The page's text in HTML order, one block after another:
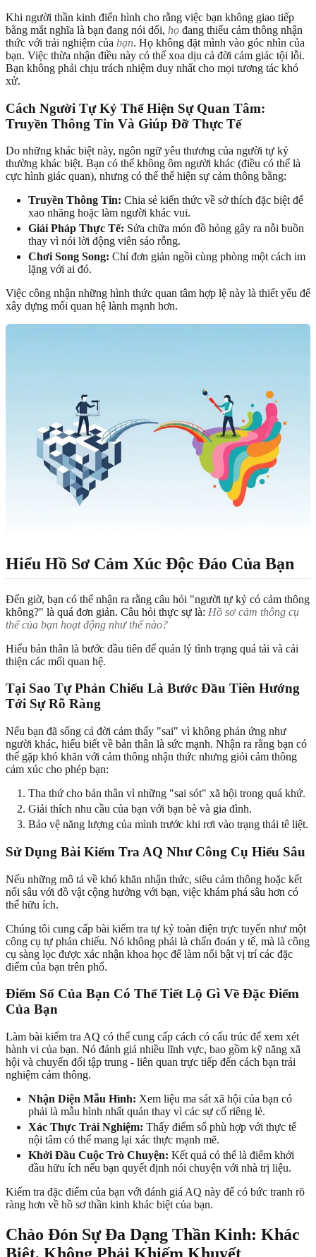
Khi người thần kinh điển hình cho rằng việc bạn không giao tiếp
bằng mắt nghĩa là bạn đang nói dối, họ đang thiếu cảm thông nhận
thức với trải nghiệm của bạn. Họ không đặt mình vào góc nhìn của
bạn. Việc thừa nhận điều này có thể xoa dịu cả đời cảm giác tội lỗi.
Bạn không phải chịu trách nhiệm duy nhất cho mọi tương tác khó
xử.
Cách Người Tự Kỷ Thể Hiện Sự Quan Tâm:
Truyền Thông Tin Và Giúp Đỡ Thực Tế
Do những khác biệt này, ngôn ngữ yêu thương của người tự kỷ
thường khác biệt. Bạn có thể không ôm người khác (điều có thể là
cực hình giác quan), nhưng có thể thể hiện sự cảm thông bằng:
Truyền Thông Tin: Chia sẻ kiến thức về sở thích đặc biệt để
xao nhãng hoặc làm người khác vui.
Giải Pháp Thực Tế: Sửa chữa món đồ hỏng gây ra nỗi buồn
thay vì nói lời động viên sáo rỗng.
Chơi Song Song: Chỉ đơn giản ngồi cùng phòng một cách im
lặng với ai đó.
Việc công nhận những hình thức quan tâm hợp lệ này là thiết yếu để
xây dựng mối quan hệ lành mạnh hơn.
Hiểu Hồ Sơ Cảm Xúc Độc Đáo Của Bạn
Đến giờ, bạn có thể nhận ra rằng câu hỏi "người tự kỷ có cảm thông
không?" là quá đơn giản. Câu hỏi thực sự là: Hồ sơ cảm thông cụ
thể của bạn hoạt động như thế nào?
Hiểu bản thân là bước đầu tiên để quản lý tình trạng quá tải và cải
thiện các mối quan hệ.
Tại Sao Tự Phản Chiếu Là Bước Đầu Tiên Hướng
Tới Sự Rõ Ràng
Nếu bạn đã sống cả đời cảm thấy "sai" vì không phản ứng như
người khác, hiểu biết về bản thân là sức mạnh. Nhận ra rằng bạn có
thể gặp khó khăn với cảm thông nhận thức nhưng giỏi cảm thông
cảm xúc cho phép bạn:
Tha thứ cho bản thân vì những "sai sót" xã hội trong quá khứ.
Giải thích nhu cầu của bạn với bạn bè và gia đình.
Bảo vệ năng lượng của mình trước khi rơi vào trạng thái tê liệt.
Sử Dụng Bài Kiểm Tra AQ Như Công Cụ Hiểu Sâu
Nếu những mô tả về khó khăn nhận thức, siêu cảm thông hoặc kết
nối sâu với đồ vật cộng hưởng với bạn, việc khám phá sâu hơn có
thể hữu ích.
Chúng tôi cung cấp bài kiểm tra tự kỷ toàn diện trực tuyến như một
công cụ tự phản chiếu. Nó không phải là chẩn đoán y tế, mà là công
cụ sàng lọc được xác nhận khoa học để làm nổi bật vị trí các đặc
điểm của bạn trên phổ.
Điểm Số Của Bạn Có Thể Tiết Lộ Gì Về Đặc Điểm
Của Bạn
Làm bài kiểm tra AQ có thể cung cấp cách có cấu trúc để xem xét
hành vi của bạn. Nó đánh giá nhiều lĩnh vực, bao gồm kỹ năng xã
hội và chuyển đổi tập trung - liên quan trực tiếp đến cách bạn trải
nghiệm cảm thông.
Nhận Diện Mẫu Hình: Xem liệu ma sát xã hội của bạn có
phải là mẫu hình nhất quán thay vì các sự cố riêng lẻ.
Xác Thực Trải Nghiệm: Thấy điểm số phù hợp với thực tế
nội tâm có thể mang lại xác thực mạnh mẽ.
Khởi Đầu Cuộc Trò Chuyện: Kết quả có thể là điểm khởi
đầu hữu ích nếu bạn quyết định nói chuyện với nhà trị liệu.
Kiểm tra đặc điểm của bạn với đánh giá AQ này để có bức tranh rõ
ràng hơn về hồ sơ thần kinh khác biệt của bạn.
Chào Đón Sự Đa Dạng Thần Kinh: Khác